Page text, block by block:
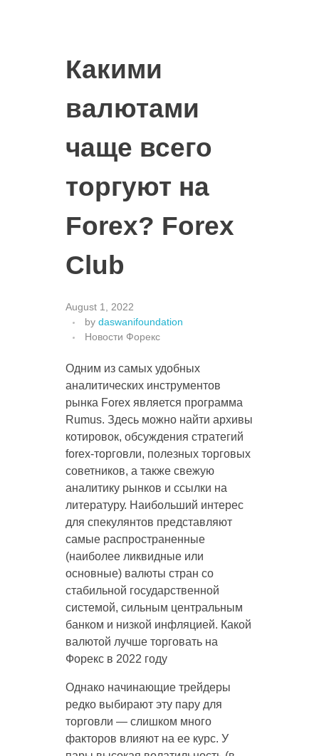
Какими
валютами
чаще всего
торгуют на
Forex? Forex
Club
August 1, 2022
by daswanifoundation
Новости Форекс
Одним из самых удобных
аналитических инструментов
рынка Forex является программа
Rumus. Здесь можно найти архивы
котировок, обсуждения стратегий
forex-торговли, полезных торговых
советников, а также свежую
аналитику рынков и ссылки на
литературу. Наибольший интерес
для спекулянтов представляют
самые распространенные
(наиболее ликвидные или
основные) валюты стран со
стабильной государственной
системой, сильным центральным
банком и низкой инфляцией. Какой
валютой лучше торговать на
Форекс в 2022 году
Однако начинающие трейдеры
редко выбирают эту пару для
торговли — слишком много
факторов влияют на ее курс. У